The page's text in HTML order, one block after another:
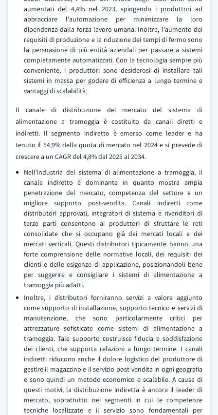
aumentati del 4,4% nel 2023, spingendo i produttori ad
abbracciare l'automazione per minimizzare la loro
dipendenza dalla forza lavoro umana. Inoltre, l'aumento dei
requisiti di produzione e la riduzione dei tempi di fermo sono
la persuasione di più entità aziendali per passare a sistemi
completamente automatizzati. Con la tecnologia sempre più
conveniente, i produttori sono desiderosi di installare tali
sistemi in massa per godere di efficienza a lungo termine e
vantaggi di scalabilità.
Il canale di distribuzione del mercato del sistema di
alimentazione a tramoggia è costituito da canali diretti e
indiretti. Il segmento indiretto è emerso come leader e ha
tenuto il 54,9% della quota di mercato nel 2024 e si prevede di
crescere a un CAGR del 4,8% dal 2025 al 2034.
Nell'industria del sistema di alimentazione a tramoggia, il
canale indiretto è dominante in quanto mostra ampia
penetrazione del mercato, competenza del settore e un
migliore supporto post-vendita. Canali indiretti come
distributori approvati, integratori di sistema e rivenditori di
terze parti consentono ai produttori di sfruttare le reti
consolidate che si occupano già dei mercati locali e dei
mercati verticali. Questi distributori tipicamente hanno una
forte comprensione delle normative locali, dei requisiti dei
clienti e delle esigenze di applicazione, posizionandoli bene
per suggerire e consigliare i sistemi di alimentazione a
tramoggia più adatti.
Inoltre, i distributori forniranno servizi a valore aggiunto
come supporto di installazione, supporto tecnico e servizi di
manutenzione, che sono particolarmente critici per
attrezzature sofisticate come sistemi di alimentazione a
tramoggia. Tale supporto costruisce fiducia e soddisfazione
dei clienti, che supporta relazioni a lungo termine. I canali
indiretti riducono anche il dolore logistico del produttore di
gestire il magazzino e il servizio post-vendita in ogni geografia
e sono quindi un metodo economico e scalabile. A causa di
questi motivi, la distribuzione indiretta è ancora il leader di
mercato, soprattutto nei segmenti in cui le competenze
tecniche localizzate e il servizio sono fondamentali per